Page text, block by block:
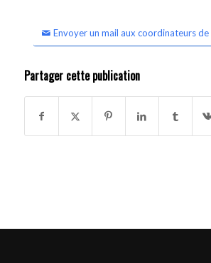
Envoyer un mail aux coordinateurs
Partager cette publication